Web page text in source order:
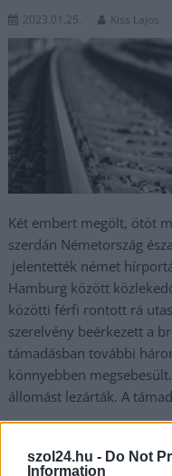
szol24.hu - Do Not
Information
2023.01.25. Kiss Lajos
Két embert megölt, ötöt
szerdán Németország
jelentették német
Hamburg között
közötti férfi rontott rá
szerelvény beérkezett a
támadásban további
könnyebben
állomást lezárták. A